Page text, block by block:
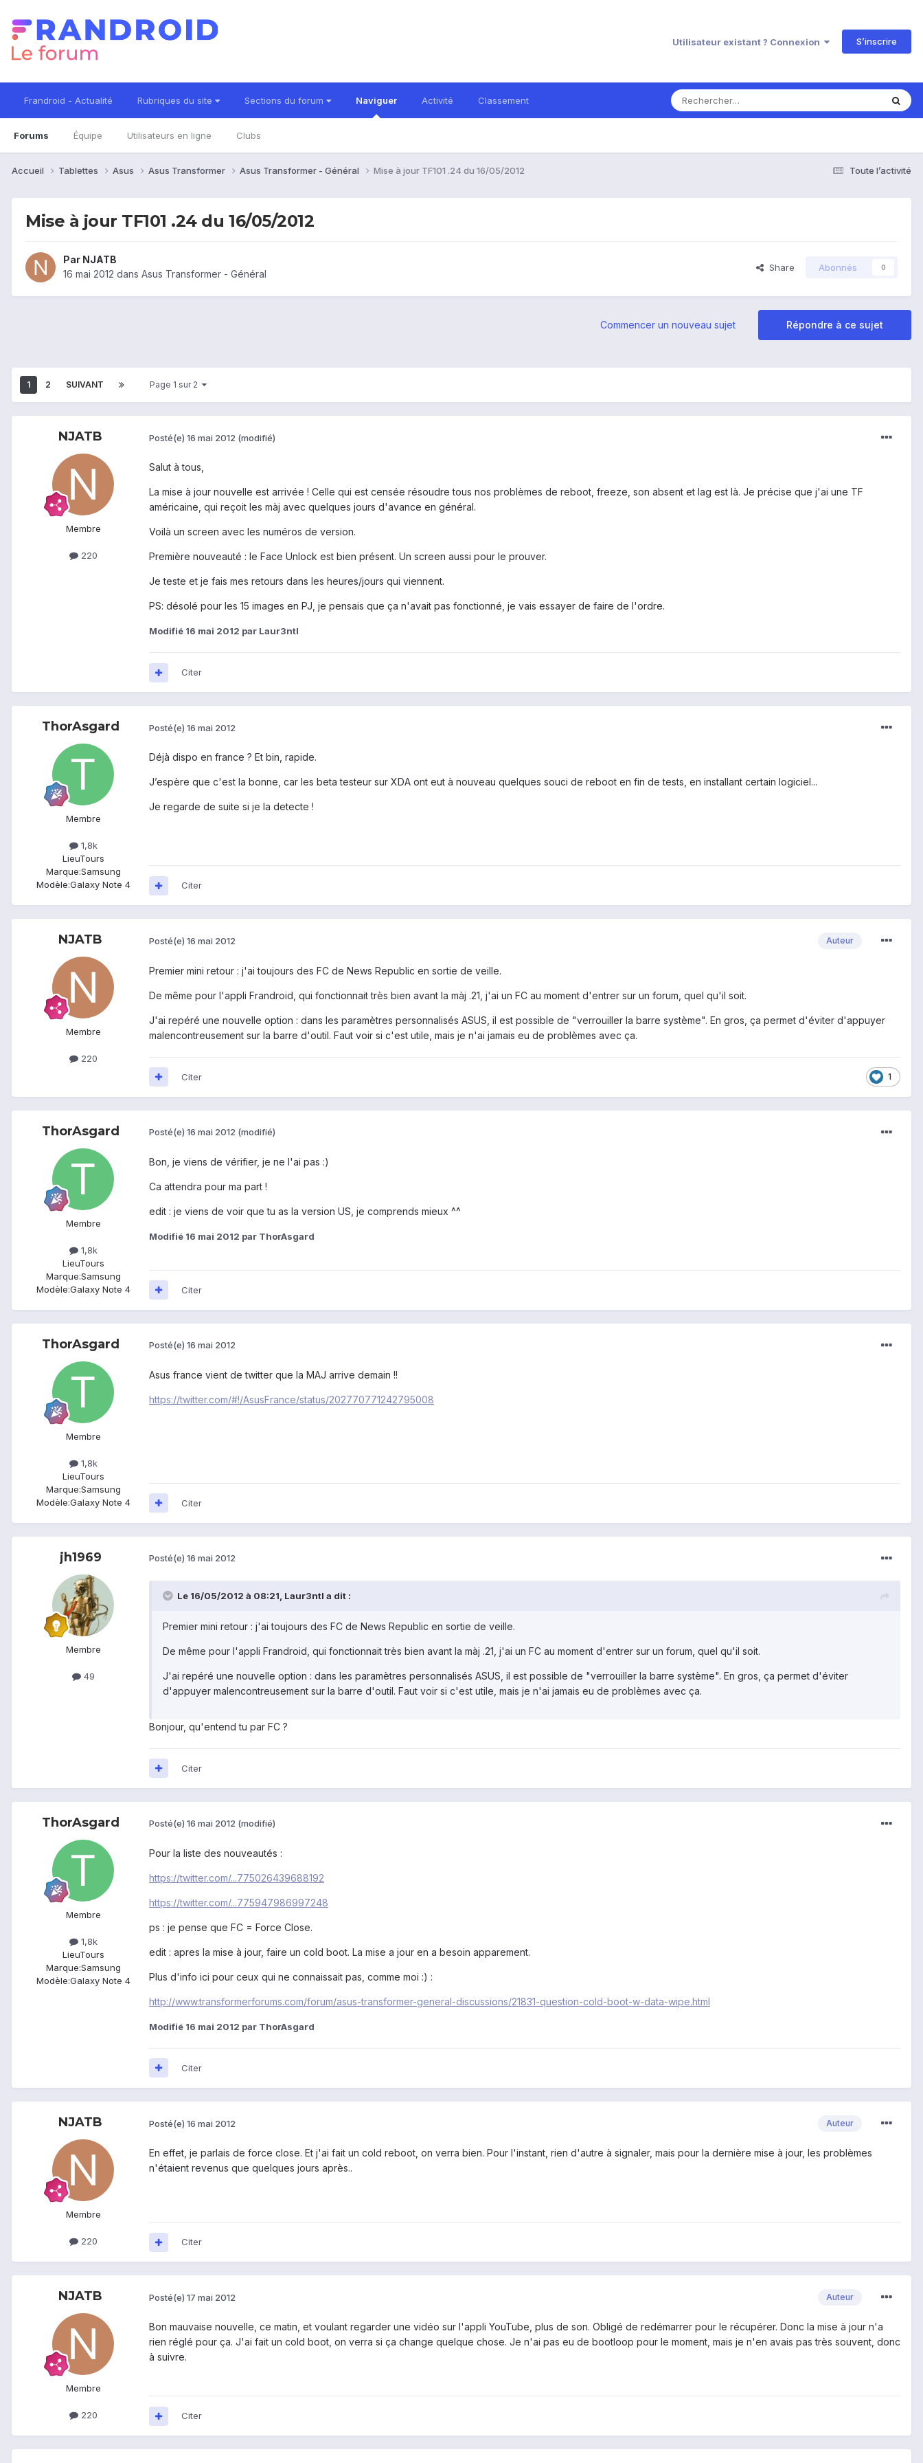
Utilisateur existant ? Connexion S’inscrire
Frandroid - Actualité Rubriques du site Sections du forum Naviguer
Forums Équipe Utilisateurs en ligne Clubs
Activité Classement
Toute l’activité
Accueil Tablettes Asus Asus Transformer Asus Transformer - Général Mise à jour TF101 .24 du 16/05/2012
Mise à jour TF101 .24 du 16/05/2012
Par NJATB
16 mai 2012 dans Asus Transformer - Général
Share Abonnés 0
Répondre à ce sujet
Commencer un nouveau sujet
1 2 SUIVANT Page 1 sur 2
NJATB
Membre
220
Posté(e) 16 mai 2012 (modifié)
Salut à tous,
La mise à jour nouvelle est arrivée ! Celle qui est censée résoudre tous nos problèmes de reboot, freeze, son absent et lag est là. Je précise que j'ai une TF
américaine, qui reçoit les màj avec quelques jours d'avance en général.
Voilà un screen avec les numéros de version.
Première nouveauté : le Face Unlock est bien présent. Un screen aussi pour le prouver.
Je teste et je fais mes retours dans les heures/jours qui viennent.
PS: désolé pour les 15 images en PJ, je pensais que ça n'avait pas fonctionné, je vais essayer de faire de l'ordre.
Modifié 16 mai 2012 par Laur3ntl
Citer
ThorAsgard
Membre
1,8k
LieuTours
Marque:Samsung
Modèle:Galaxy Note 4
Posté(e) 16 mai 2012
Déjà dispo en france ? Et bin, rapide.
J’espère que c'est la bonne, car les beta testeur sur XDA ont eut à nouveau quelques souci de reboot en fin de tests, en installant certain logiciel...
Je regarde de suite si je la detecte !
Citer
NJATB
Membre
220
Auteur
Posté(e) 16 mai 2012
Premier mini retour : j'ai toujours des FC de News Republic en sortie de veille.
De même pour l'appli Frandroid, qui fonctionnait très bien avant la màj .21, j'ai un FC au moment d'entrer sur un forum, quel qu'il soit.
J'ai repéré une nouvelle option : dans les paramètres personnalisés ASUS, il est possible de "verrouiller la barre système". En gros, ça permet d'éviter d'appuyer
malencontreusement sur la barre d'outil. Faut voir si c'est utile, mais je n'ai jamais eu de problèmes avec ça.
1
Citer
ThorAsgard
Membre
1,8k
LieuTours
Marque:Samsung
Modèle:Galaxy Note 4
Posté(e) 16 mai 2012 (modifié)
Bon, je viens de vérifier, je ne l'ai pas :)
Ca attendra pour ma part !
edit : je viens de voir que tu as la version US, je comprends mieux ^^
Modifié 16 mai 2012 par ThorAsgard
Citer
ThorAsgard
Membre
1,8k
LieuTours
Marque:Samsung
Modèle:Galaxy Note 4
Posté(e) 16 mai 2012
Asus france vient de twitter que la MAJ arrive demain !!
https://twitter.com/#!/AsusFrance/status/202770771242795008
Citer
jh1969
Membre
49
Posté(e) 16 mai 2012
Le 16/05/2012 à 08:21, Laur3ntl a dit :
Premier mini retour : j'ai toujours des FC de News Republic en sortie de veille.
De même pour l'appli Frandroid, qui fonctionnait très bien avant la màj .21, j'ai un FC au moment d'entrer sur un forum, quel qu'il soit.
J'ai repéré une nouvelle option : dans les paramètres personnalisés ASUS, il est possible de "verrouiller la barre système". En gros, ça permet d'éviter
d'appuyer malencontreusement sur la barre d'outil. Faut voir si c'est utile, mais je n'ai jamais eu de problèmes avec ça.
Bonjour, qu'entend tu par FC ?
Citer
ThorAsgard
Membre
1,8k
LieuTours
Marque:Samsung
Modèle:Galaxy Note 4
Posté(e) 16 mai 2012 (modifié)
Pour la liste des nouveautés :
https://twitter.com/...775026439688192
https://twitter.com/...775947986997248
ps : je pense que FC = Force Close.
edit : apres la mise à jour, faire un cold boot. La mise a jour en a besoin apparement.
Plus d'info ici pour ceux qui ne connaissait pas, comme moi :) :
http://www.transformerforums.com/forum/asus-transformer-general-discussions/21831-question-cold-boot-w-data-wipe.html
Modifié 16 mai 2012 par ThorAsgard
Citer
NJATB
Membre
220
Auteur
Posté(e) 16 mai 2012
En effet, je parlais de force close. Et j'ai fait un cold reboot, on verra bien. Pour l'instant, rien d'autre à signaler, mais pour la dernière mise à jour, les problèmes
n'étaient revenus que quelques jours après..
Citer
NJATB
Membre
220
Auteur
Posté(e) 17 mai 2012
Bon mauvaise nouvelle, ce matin, et voulant regarder une vidéo sur l'appli YouTube, plus de son. Obligé de redémarrer pour le récupérer. Donc la mise à jour n'a
rien réglé pour ça. J'ai fait un cold boot, on verra si ça change quelque chose. Je n'ai pas eu de bootloop pour le moment, mais je n'en avais pas très souvent, donc
à suivre.
Citer